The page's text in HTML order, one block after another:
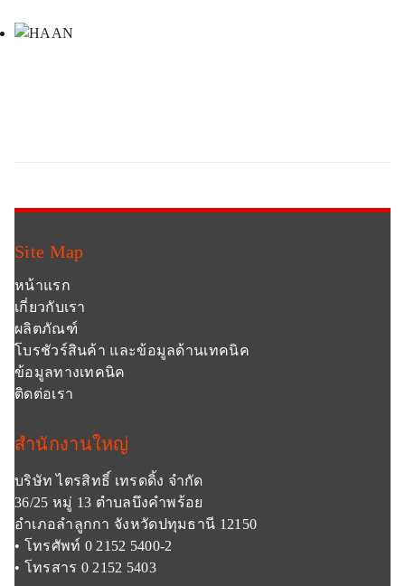
Site Map
หน้าแรก
เกี่ยวกับเรา
ผลิตภัณฑ์
โบรชัวร์สินค้า และข้อมูลด้านเทคนิค
ข้อมูลทางเทคนิค
ติดต่อเรา
สำนักงานใหญ่
บริษัท ไตรสิทธิ์ เทรดดิ้ง จำกัด
36/25 หมู่ 13 ตำบลบึงคำพร้อย
อำเภอลำลูกกา จังหวัดปทุมธานี 12150
• โทรศัพท์ 0 2152 5400-2
• โทรสาร 0 2152 5403